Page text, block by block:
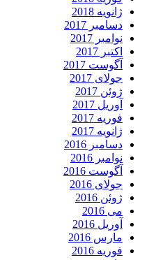
ژانویه 2018
دسامبر 2017
نوامبر 2017
اکتبر 2017
آگوست 2017
جولای 2017
ژوئن 2017
آوریل 2017
فوریه 2017
ژانویه 2017
دسامبر 2016
نوامبر 2016
آگوست 2016
جولای 2016
ژوئن 2016
می 2016
آوریل 2016
مارس 2016
فوریه 2016